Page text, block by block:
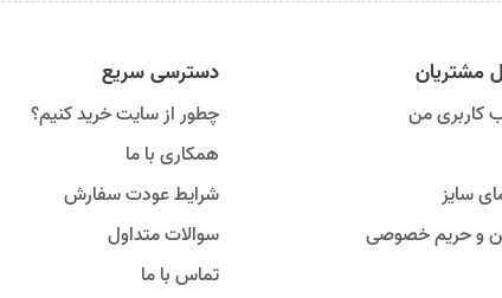
مشتریان
کاربری من
سایز
و حریم خصوصی
دسترسی سریع
چطور از سایت خرید کنیم؟
همکاری با ما
شرایط عودت سفارش
سوالات متداول
تماس با ما